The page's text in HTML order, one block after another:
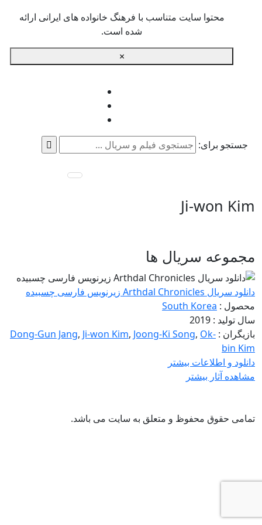
محتوا سایت متناسب با فرهنگ خانواده های ایرانی ارائه
شده است.
×
جستجو برای:
Ji-won Kim
مجموعه سریال ها
دانلود سریال Arthdal Chronicles زیرنویس فارسی چسبیده
محصول : South Korea
سال تولید : 2019
بازیگران :
Dong-Gun Jang, Ji-won Kim, Joong-Ki Song, Ok-
bin Kim
دانلود و اطلاعات بیشتر
مشاهده آثار بیشتر
تمامی حقوق محفوظ و متعلق به سایت می باشد.